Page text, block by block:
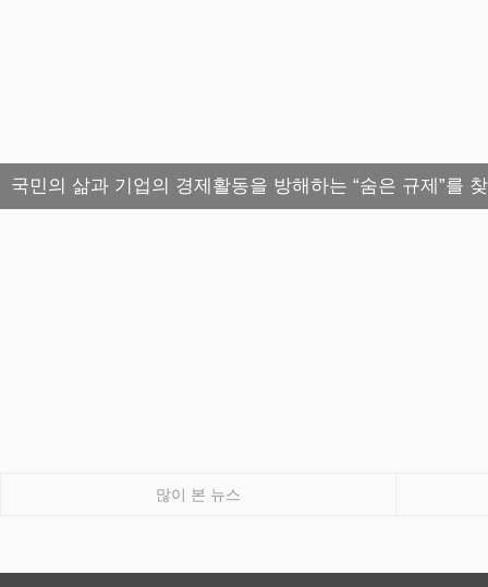
국민의 삶과 기업의 경제활동을 방해하는 “숨은 규제”를
많이 본 뉴스